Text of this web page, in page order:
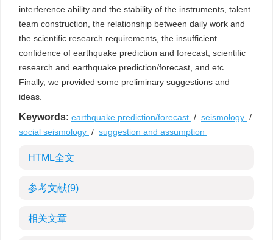
interference ability and the stability of the instruments, talent
team construction, the relationship between daily work and
the scientific research requirements, the insufficient
confidence of earthquake prediction and forecast, scientific
research and earthquake prediction/forecast, and etc.
Finally, we provided some preliminary suggestions and
ideas.
Keywords: earthquake prediction/forecast / seismology /
social seismology / suggestion and assumption
HTML全文
参考文献(9)
相关文章